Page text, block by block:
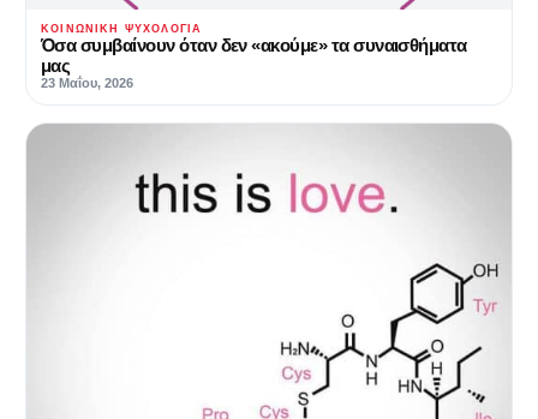
ΚΟΙΝΩΝΙΚΉ ΨΥΧΟΛΟΓΊΑ
Όσα συμβαίνουν όταν δεν «ακούμε» τα συναισθήματα
μας
23 Μαΐου, 2026